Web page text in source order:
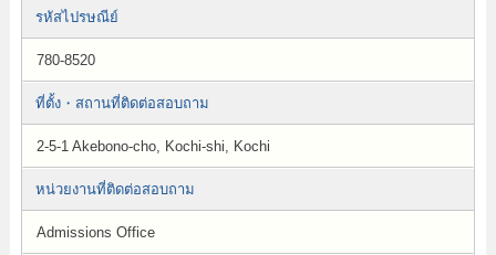
รหัสไปรษณีย์
780-8520
ที่ตั้ง・สถานที่ติดต่อสอบถาม
2-5-1 Akebono-cho, Kochi-shi, Kochi
หน่วยงานที่ติดต่อสอบถาม
Admissions Office